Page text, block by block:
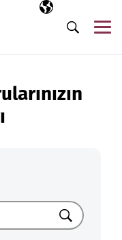
Seçili dil
TR
Arama
Ara